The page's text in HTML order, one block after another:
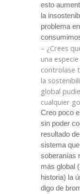
esto
la
problema
– ¿Crees
una
controlase
la
global
cualquier
Creo poco
sin poder
resultado de
sistema
soberanías
más global
historia) la
digo de